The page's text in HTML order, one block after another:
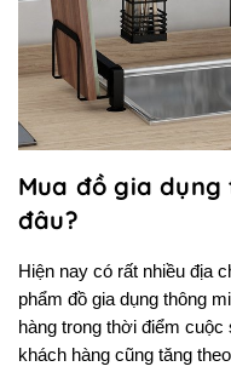
Mua đồ gia
đâu?
Hiện nay có rất nhiều địa
phẩm đồ gia dụng thông
hàng trong thời điểm cuộc
khách hàng cũng tăng